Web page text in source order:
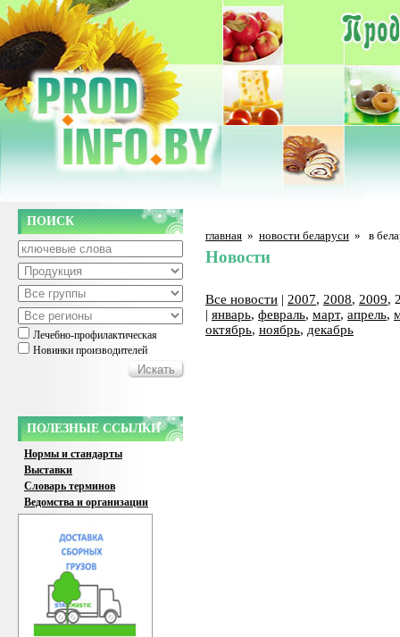
ПОИСК
Лечебно-профилактическая
Новинки производителей
ПОЛЕЗНЫЕ ССЫЛКИ
Нормы и стандарты
Выставки
Словарь терминов
Ведомства и организации
главная » новости беларуси » в
Новости
Все новости | 2007, 2008, 2009,
| январь, февраль, март, апрель,
октябрь, ноябрь, декабрь